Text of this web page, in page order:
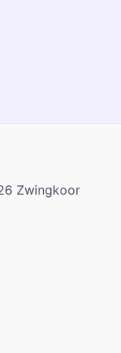
Zwingkoor